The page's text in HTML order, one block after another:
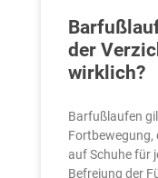
der
wirklich?
Barfußlaufen
Fortbewegung,
auf Schuhe für
Befreiung der